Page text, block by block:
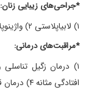
*جراحی‌های زیبایی زنان:
۱) لابیاپلاستی ۲) واژینوپلاستی ۳) پرینورافی ۴) تزریق ژل و چربی
*مراقبت‌های درمانی:
افتادگی مثانه ۴) درمان قاعدگی نامنظم